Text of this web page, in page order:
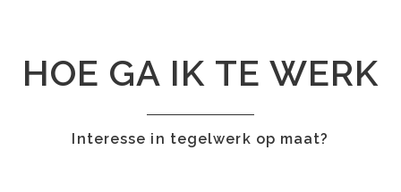
HOE GA IK TE WERK
Interesse in tegelwerk op maat?